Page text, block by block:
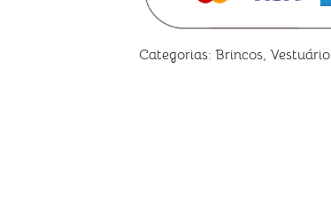
Categorias: Brincos, Vestuário